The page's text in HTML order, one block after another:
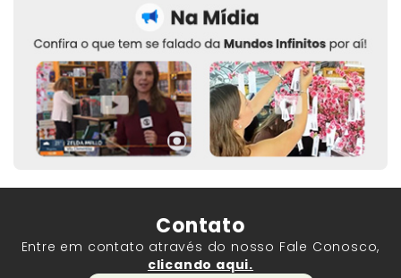
Contato
Entre em contato através do nosso Fale Conosco,
clicando aqui.